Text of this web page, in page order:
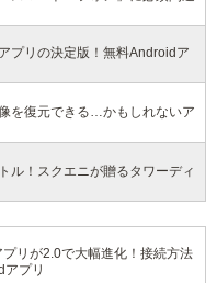
プリの決定版！無料Androidア
を復元できる…かもしれないア
ル！スクエニが贈るタワーディ
リが2.0で大幅進化！接続方法
プリ